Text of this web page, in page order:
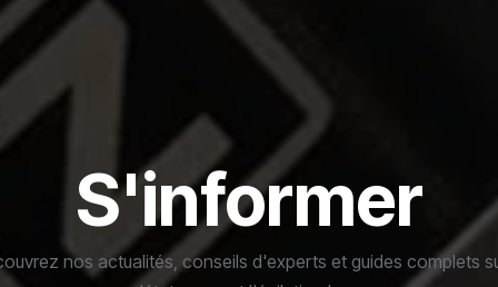
S'informer
nos actualités, conseils d'experts et guides complets